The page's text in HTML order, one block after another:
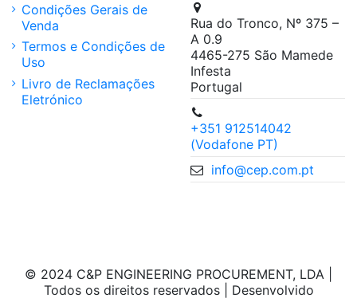
Condições Gerais de
Venda
Termos e Condições de
Uso
Livro de Reclamações
Eletrónico
Rua do Tronco, Nº 375 –
A 0.9
4465-275 São Mamede
Infesta
Portugal
+351 912514042
(Vodafone PT)
info@cep.com.pt
© 2024 C&P ENGINEERING PROCUREMENT, LDA |
Todos os direitos reservados | Desenvolvido